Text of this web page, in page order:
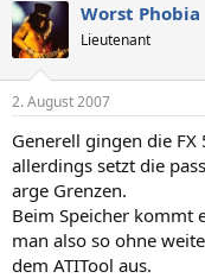
Worst Phobia
Lieutenant
2. August 2007
Generell gingen die
allerdings setzt die
arge Grenzen.
Beim Speicher kommt
man also so ohne
dem ATITool aus.